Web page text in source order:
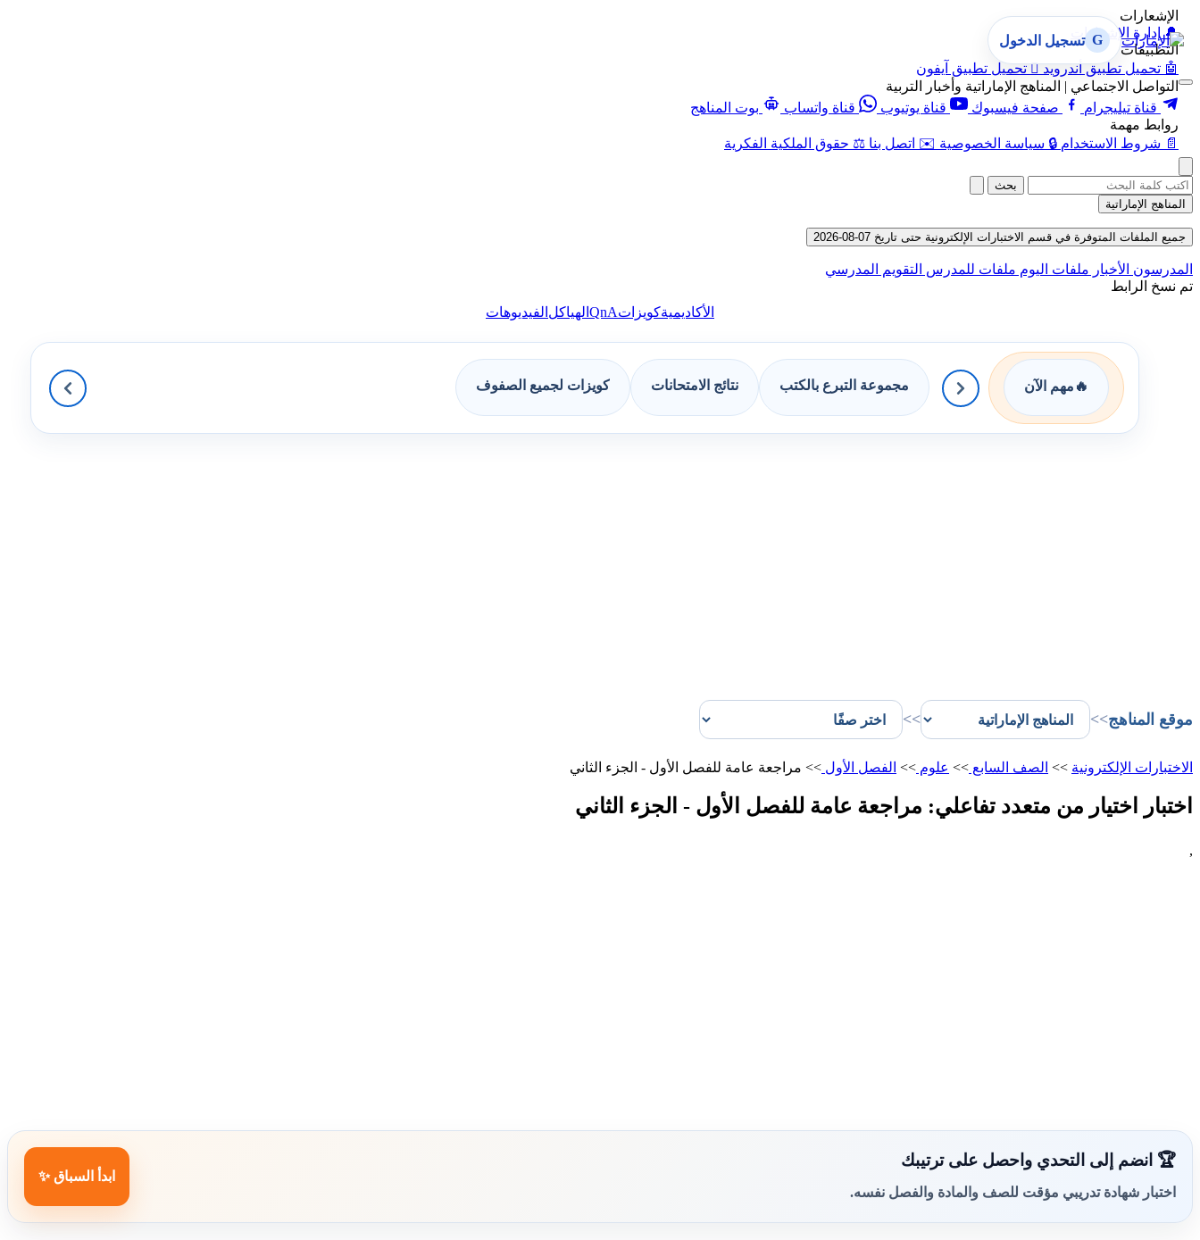
الإشعارات
🔔 إدارة الإشعارات
التطبيقات
🤖 تحميل تطبيق أندرويد  تحميل تطبيق آيفون
التواصل الاجتماعي | المناهج الإماراتية وأخبار التربية
قناة تيليجرام
صفحة فيسبوك قناة يوتيوب قناة واتساب
بوت المناهج
روابط مهمة
📄 شروط الاستخدام 🔒 سياسة الخصوصية ✉️ اتصل بنا ⚖️ حقوق الملكية الفكرية
G تسجيل الدخول
بحث
المناهج الإماراتية
جميع الملفات المتوفرة في قسم الاختبارات الإلكترونية حتى تاريخ 07-08-2026
المدرسون الأخبار ملفات اليوم ملفات للمدرس التقويم المدرسي
تم نسخ الرابط
الأكاديميةكويزاتQnA الهياكل الفيديوهات
🔥 مهم الآن مجموعة التبرع بالكتب نتائج الامتحانات كويزات لجميع الصفوف
موقع المناهج>>
>>
الاختبارات الإلكترونية >> الصف السابع >> علوم >> الفصل الأول >> مراجعة عامة للفصل الأول - الجزء الثاني
اختبار اختيار من متعدد تفاعلي: مراجعة عامة للفصل الأول - الجزء الثاني
,
🏆 انضم إلى التحدي واحصل على ترتيبك
اختبار شهادة تدريبي مؤقت للصف والمادة والفصل نفسه.
ابدأ السباق ✨